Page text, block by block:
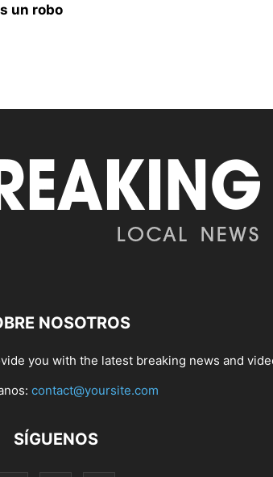
un robo
NOSOTROS
you with the latest breaking news and
contact@yoursite.com
SÍGUENOS